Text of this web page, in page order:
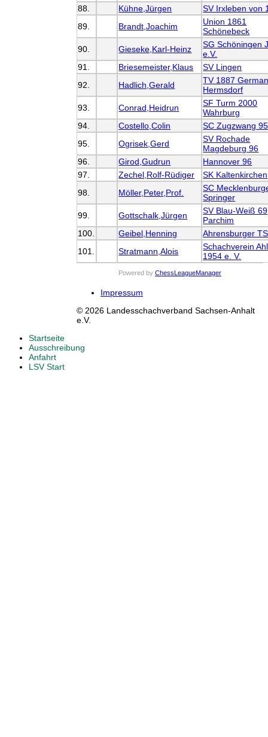
88.
Kühne,Jürgen
SV Irxleben von
89.
Brandt,Joachim
Union 1861
Schönebeck
90.
Gieseke,Karl-Heinz
SG Schöningen
e.V.
91.
Briesemeister,Klaus
SV Lingen
92.
Hadlich,Gerald
TV 1887
Hermsdorf
93.
Conrad,Heidrun
SF Turm 2000
Wahrburg
94.
Costello,Colin
SC Zugzwang
95.
Ogrisek,Gerd
SV Rochade
Magdeburg 96
96.
Girod,Gudrun
Hannover 96
97.
Zechel,Rolf-Rüdiger
SK Kaltenkirchen
98.
Möller,Peter,Prof.
SC
Springer
99.
Gottschalk,Jürgen
SV Blau-Weiß 69
Parchim
100.
Geibel,Henning
Ahrensburger
101.
Stratmann,Alois
Schachverein
1954 e. V.
Powered by ChessLeagueManager
Impressum
© 2026 Landesschachverband Sachsen-Anhalt
e.V.
Startseite
Ausschreibung
Anfahrt
LSV Start